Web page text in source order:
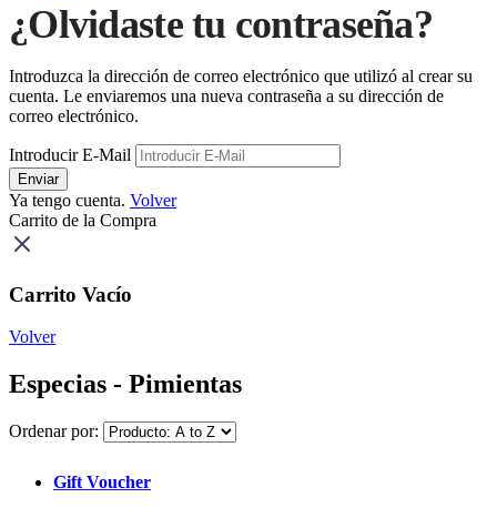
¿Olvidaste tu contraseña?
Introduzca la dirección de correo electrónico que utilizó al crear su
cuenta. Le enviaremos una nueva contraseña a su dirección de
correo electrónico.
Introducir E-Mail
Enviar
Ya tengo cuenta. Volver
Carrito de la Compra
Carrito Vacío
Volver
Especias - Pimientas
Ordenar por:
Gift Voucher